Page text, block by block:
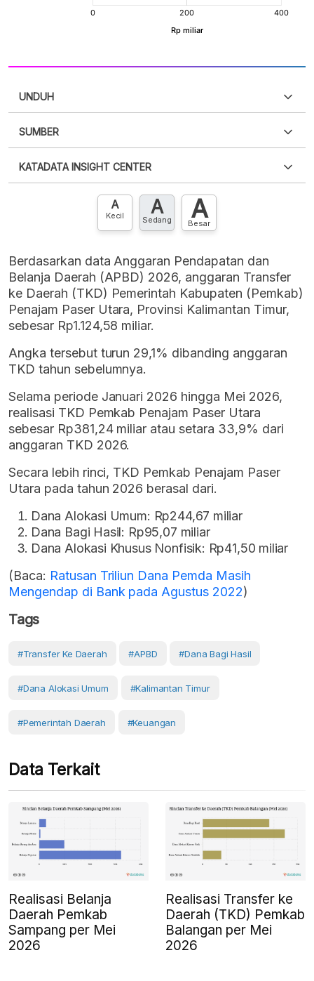
UNDUH
XLS
SUMBER
punya akun?Silakan Daftar sekarang
KATADATA INSIGHT CENTER
Hubungi sekarang »
A
Kecil A
Sedang A
Besar
Berdasarkan data Anggaran Pendapatan dan
Belanja Daerah (APBD) 2026, anggaran Transfer
ke Daerah (TKD) Pemerintah Kabupaten (Pemkab)
Penajam Paser Utara, Provinsi Kalimantan Timur,
sebesar Rp1.124,58 miliar.
Angka tersebut turun 29,1% dibanding anggaran
TKD tahun sebelumnya.
Selama periode Januari 2026 hingga Mei 2026,
realisasi TKD Pemkab Penajam Paser Utara
sebesar Rp381,24 miliar atau setara 33,9% dari
anggaran TKD 2026.
Secara lebih rinci, TKD Pemkab Penajam Paser
Utara pada tahun 2026 berasal dari.
Dana Alokasi Umum: Rp244,67 miliar
Dana Bagi Hasil: Rp95,07 miliar
Dana Alokasi Khusus Nonfisik: Rp41,50 miliar
(Baca: Ratusan Triliun Dana Pemda Masih
Mengendap di Bank pada Agustus 2022)
Tags
#Transfer Ke Daerah #APBD #Dana Bagi Hasil
#Dana Alokasi Umum #Kalimantan Timur
#Pemerintah Daerah #Keuangan
Data Terkait
Realisasi Belanja
Daerah Pemkab
Sampang per Mei
2026
Realisasi Transfer ke
Daerah (TKD) Pemkab
Balangan per Mei
2026